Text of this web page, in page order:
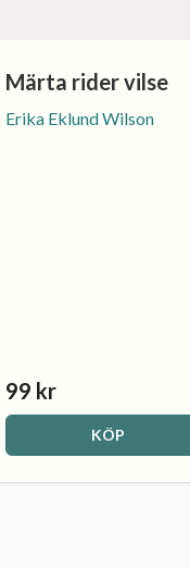
Märta rider vilse
Erika Eklund Wilson
99 kr
KÖP